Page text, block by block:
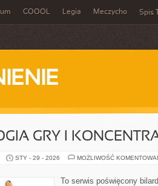
GOOOL Legia Meczycho Spis
GRY I
STY - 29 - 2026 MOŻLIWOŚĆ
To serwis poświęcony